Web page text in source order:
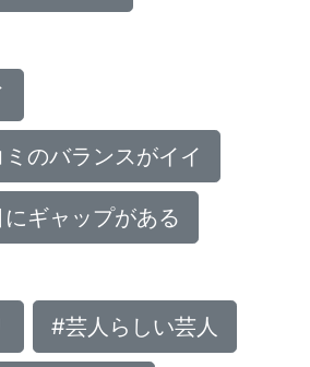
のバランスがイイ
ギャップがある
#芸人らしい芸人